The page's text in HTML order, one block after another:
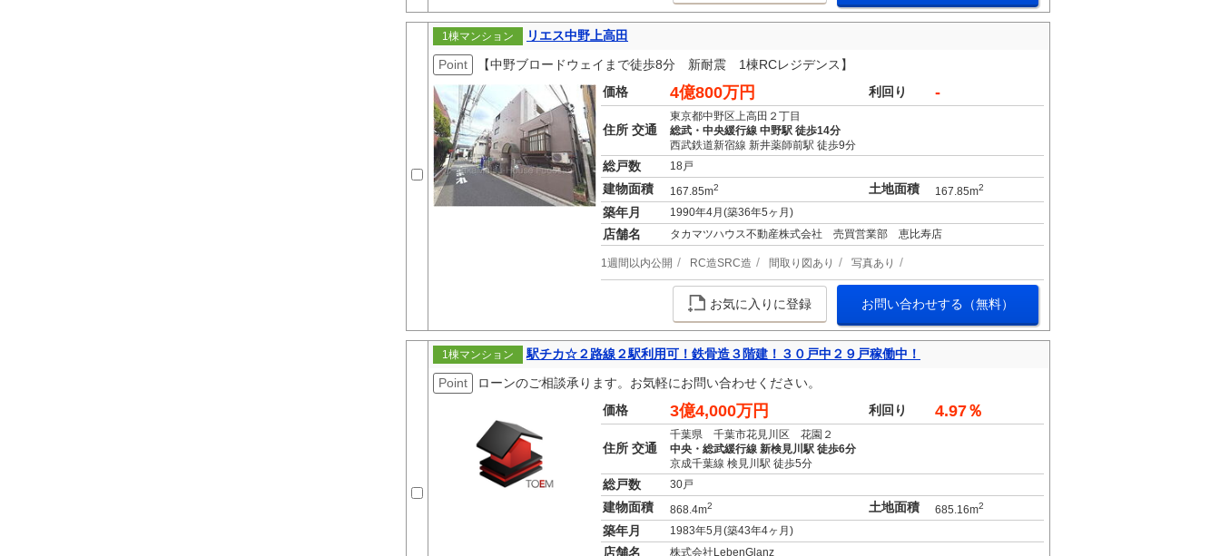
1棟マンション
リエス中野上高田
Point
【中野ブロードウェイまで徒歩8分 新耐震 1棟RCレジデンス】
価格
4億800万円 利回り -
住所 交通
東京都中野区上高田２丁目
総武・中央緩行線 中野駅 徒歩14分
西武鉄道新宿線 新井薬師前駅 徒歩9分
総戸数 18戸
建物面積 167.85m2 土地面積 167.85m2
築年月 1990年4月(築36年5ヶ月)
店舗名 タカマツハウス不動産株式会社 売買営業部 恵比寿店
1週間以内公開 RC造SRC造 間取り図あり 写真あり
お気に入りに登録 お問い合わせする（無料）
1棟マンション
駅チカ☆２路線２駅利用可！鉄骨造３階建！３０戸中２９戸稼働中！
Point
ローンのご相談承ります。お気軽にお問い合わせください。
価格
3億4,000万円 利回り 4.97％
住所 交通
千葉県 千葉市花見川区 花園２
中央・総武緩行線 新検見川駅 徒歩6分
京成千葉線 検見川駅 徒歩5分
総戸数 30戸
建物面積 868.4m2 土地面積 685.16m2
築年月 1983年5月(築43年4ヶ月)
店舗名 株式会社LebenGlanz